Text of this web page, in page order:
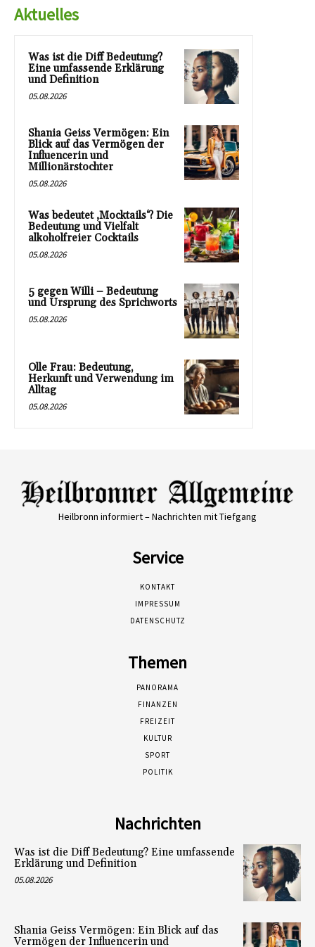
Aktuelles
Was ist die Diff Bedeutung?
Eine umfassende Erklärung
und Definition
05.08.2026
Shania Geiss Vermögen: Ein
Blick auf das Vermögen der
Influencerin und
Millionärstochter
05.08.2026
Was bedeutet ‚Mocktails‘? Die
Bedeutung und Vielfalt
alkoholfreier Cocktails
05.08.2026
5 gegen Willi – Bedeutung
und Ursprung des Sprichworts
05.08.2026
Olle Frau: Bedeutung,
Herkunft und Verwendung im
Alltag
05.08.2026
Heilbronn informiert – Nachrichten mit Tiefgang
Service
KONTAKT
IMPRESSUM
DATENSCHUTZ
Themen
PANORAMA
FINANZEN
FREIZEIT
KULTUR
SPORT
POLITIK
Nachrichten
Was ist die Diff Bedeutung? Eine umfassende
Erklärung und Definition
05.08.2026
Shania Geiss Vermögen: Ein Blick auf das
Vermögen der Influencerin und